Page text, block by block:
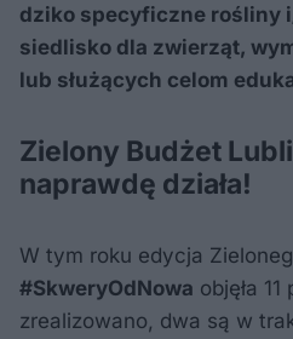
dziko specyficzne rośliny
siedlisko dla zwierząt,
lub służących celom
Zielony Budżet
naprawdę działa!
W tym roku edycja
#SkweryOdNowa objęła
zrealizowano, dwa są w